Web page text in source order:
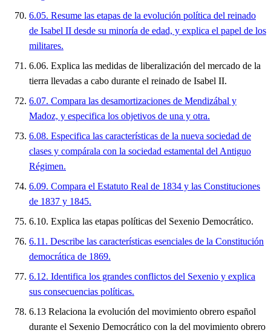
6.05. Resume las etapas de la evolución política del reinado
de Isabel II desde su minoría de edad, y explica el papel de los
militares.
6.06. Explica las medidas de liberalización del mercado de la
tierra llevadas a cabo durante el reinado de Isabel II.
6.07. Compara las desamortizaciones de Mendizábal y
Madoz, y especifica los objetivos de una y otra.
6.08. Especifica las características de la nueva sociedad de
clases y compárala con la sociedad estamental del Antiguo
Régimen.
6.09. Compara el Estatuto Real de 1834 y las Constituciones
de 1837 y 1845.
6.10. Explica las etapas políticas del Sexenio Democrático.
6.11. Describe las características esenciales de la Constitución
democrática de 1869.
6.12. Identifica los grandes conflictos del Sexenio y explica
sus consecuencias políticas.
6.13 Relaciona la evolución del movimiento obrero español
durante el Sexenio Democrático con la del movimiento obrero